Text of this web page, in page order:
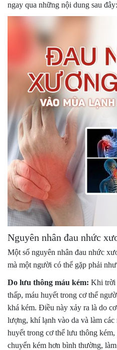
ngay qua những nội dung sau đây:
Nguyên nhân đau nhức
Một số nguyên nhân đau nhức
mà một người có thể gặp phải như
Do lưu thông máu kém: Khi trời
thấp, máu huyết trong cơ thể
khá kém. Điều này xảy ra là do
lượng, khí lạnh vào da và làm
huyết trong cơ thể lưu thông
chuyển kém hơn bình thường,